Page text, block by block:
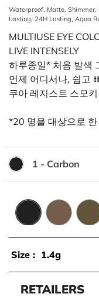
Waterproof, Matte, Shimmer,
Lasting, 24H Lasting, Aqua
MULTIUSE EYE
LIVE INTENSELY
하루종일* 처음 발색
언제 어디서나, 쉽고
쿠아 레지스트 스모
*20 명을 대상으로
색상:
1 - Carbon
1 - Carbon2 - Cocoa
4 -
Size : 1.4g
RETAILERS